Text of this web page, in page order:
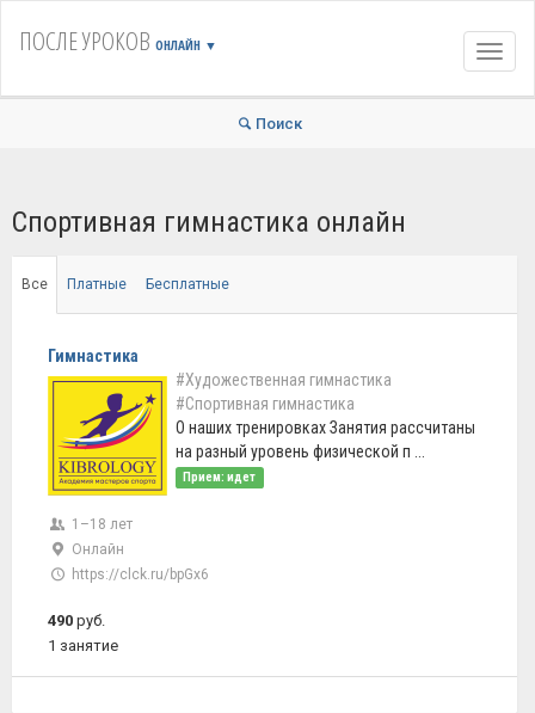
ПОСЛЕ УРОКОВ ОНЛАЙН ▼
Поиск
Спортивная гимнастика онлайн
Все Платные Бесплатные
Гимнастика
#Художественная гимнастика
#Спортивная гимнастика
О наших тренировках Занятия рассчитаны
на разный уровень физической п ...
Прием: идет
1–18 лет
Онлайн
https://clck.ru/bpGx6
490 руб.
1 занятие